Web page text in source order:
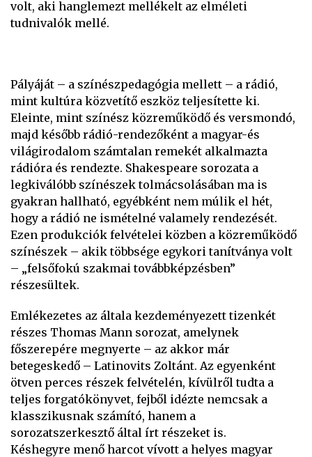
volt, aki hanglemezt mellékelt az elméleti
tudnivalók mellé.
Pályáját – a színészpedagógia mellett – a rádió,
mint kultúra közvetítő eszköz teljesítette ki.
Eleinte, mint színész közreműködő és versmondó,
majd később rádió-rendezőként a magyar-és
világirodalom számtalan remekét alkalmazta
rádióra és rendezte. Shakespeare sorozata a
legkiválóbb színészek tolmácsolásában ma is
gyakran hallható, egyébként nem múlik el hét,
hogy a rádió ne ismételné valamely rendezését.
Ezen produkciók felvételei közben a közreműködő
színészek – akik többsége egykori tanítványa volt
– „felsőfokú szakmai továbbképzésben”
részesültek.
Emlékezetes az általa kezdeményezett tizenkét
részes Thomas Mann sorozat, amelynek
főszerepére megnyerte – az akkor már
betegeskedő – Latinovits Zoltánt. Az egyenként
ötven perces részek felvételén, kívülről tudta a
teljes forgatókönyvet, fejből idézte nemcsak a
klasszikusnak számító, hanem a
sorozatszerkesztő által írt részeket is.
Késhegyre menő harcot vívott a helyes magyar